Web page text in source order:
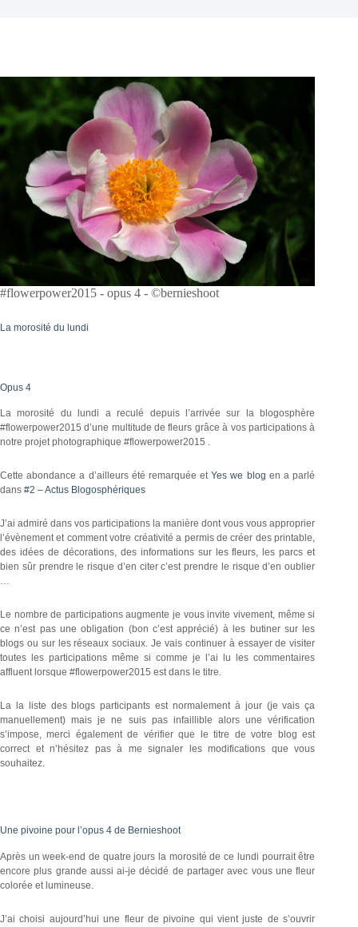
#flowerpower2015 - opus 4 - ©bernieshoot
La morosité du lundi
Opus 4
La morosité du lundi a reculé depuis l’arrivée sur la blogosphère
#flowerpower2015 d’une multitude de fleurs grâce à vos participations à
notre projet photographique #flowerpower2015 .
Cette abondance a d’ailleurs été remarquée etYes we blog en a parlé
dans #2 – Actus Blogosphériques
J’ai admiré dans vos participations la manière dont vous vous approprier
l’évènement et comment votre créativité a permis de créer des printable,
des idées de décorations, des informations sur les fleurs, les parcs et
bien sûr prendre le risque d’en citer c’est prendre le risque d’en oublier
…
Le nombre de participations augmente je vous invite vivement, même si
ce n’est pas une obligation (bon c’est apprécié) à les butiner sur les
blogs ou sur les réseaux sociaux. Je vais continuer à essayer de visiter
toutes les participations même si comme je l’ai lu les commentaires
affluent lorsque #flowerpower2015 est dans le titre.
La la liste des blogs participants est normalement à jour (je vais ça
manuellement) mais je ne suis pas infaillible alors une vérification
s’impose, merci également de vérifier que le titre de votre blog est
correct et n’hésitez pas à me signaler les modifications que vous
souhaitez.
Une pivoine pour l’opus 4 de Bernieshoot
Après un week-end de quatre jours la morosité de ce lundi pourrait être
encore plus grande aussi ai-je décidé de partager avec vous une fleur
colorée et lumineuse.
J’ai choisi aujourd’hui une fleur de pivoine qui vient juste de s’ouvrir